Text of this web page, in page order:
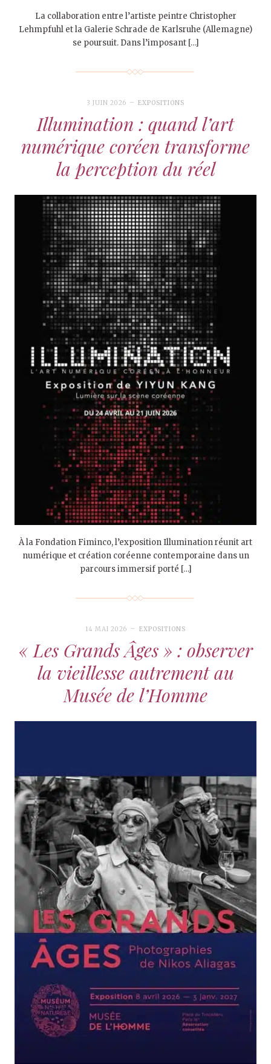
La collaboration entre l’artiste peintre Christopher
Lehmpfuhl et la Galerie Schrade de Karlsruhe (Allemagne)
se poursuit. Dans l’imposant […]
3 JUIN 2026 EXPOSITIONS
Illumination : quand l’art
numérique coréen transforme
la perception du réel
À la Fondation Fiminco, l’exposition Illumination réunit art
numérique et création coréenne contemporaine dans un
parcours immersif porté […]
14 MAI 2026 EXPOSITIONS
« Les Grands Âges » : observer
la vieillesse autrement au
Musée de l’Homme